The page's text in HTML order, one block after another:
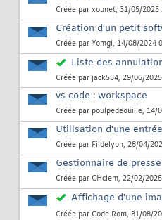
Créée par xounet, 31/05/2025
Création d'un petit
Créée par Yomgi, 14/08/2024
Liste des
Créée par jack554, 29/06/
vs code : workspace
Créée par poulpedeouille, 14/
Utilisation d'une
Créée par Fildelyon, 28/04/
Gestionnaire de
Créée par CHclem, 22/02/
Affichage d'une
Créée par Code Rom, 31/08/